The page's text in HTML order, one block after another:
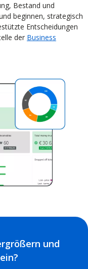
Bestand und
beginnen, strategisch
Entscheidungen
der Business
und